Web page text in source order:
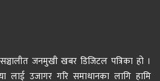
सञ्चालीत जनमुखी खबर डिजिटल पत्रिका हो ।
लाई उजागर गरि समाधानका लागि हामि